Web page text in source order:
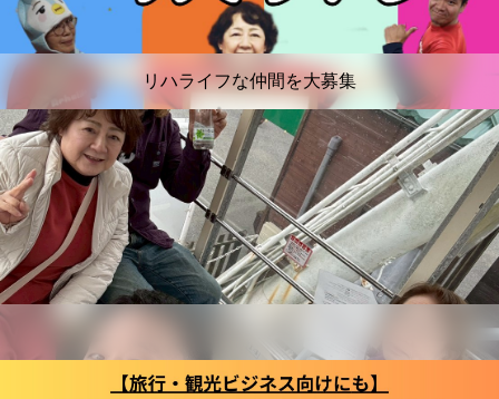
リハライフな仲間を大募集